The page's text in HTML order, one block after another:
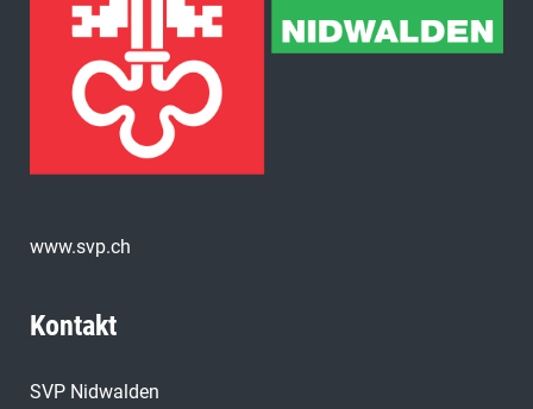
www.svp.ch
Kontakt
SVP Nidwalden